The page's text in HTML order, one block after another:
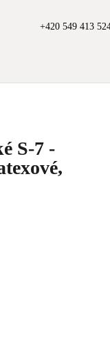
+420 549 413
S-7 -